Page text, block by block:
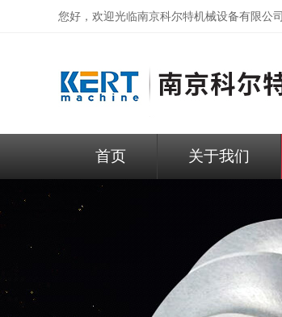
您好，欢迎光临南京科尔特机械设备有限公司
首页 关于我们